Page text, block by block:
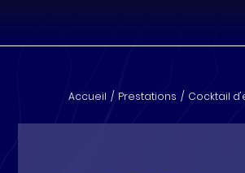
Accueil Prestations Cocktail